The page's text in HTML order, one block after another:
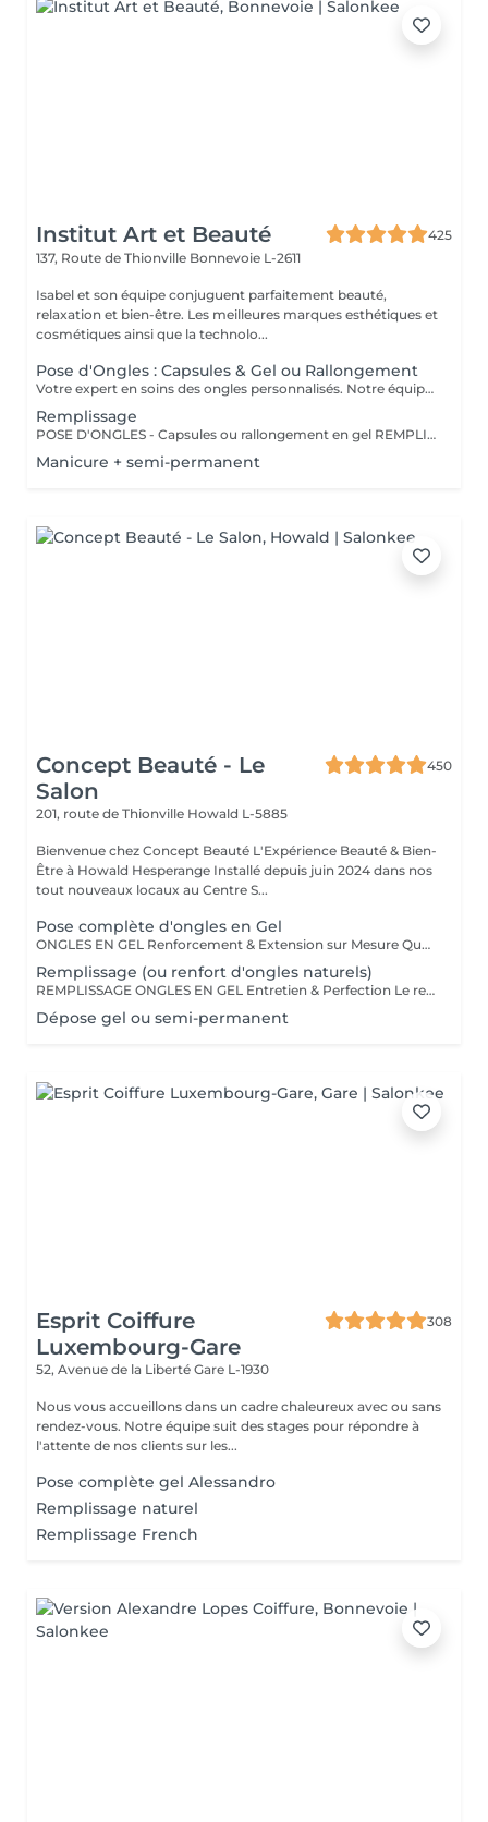
Institut Art et Beauté
425
137, Route de Thionville Bonnevoie L-2611
Isabel et son équipe conjuguent parfaitement beauté,
relaxation et bien-être. Les meilleures marques esthétiques et
cosmétiques ainsi que la technolo...
Pose d'Ongles : Capsules & Gel ou Rallongement
Votre expert en soins des ongles personnalisés. Notre équipe de prothésistes ongulaires diplômées vous offre une gamme complète de services pour des ongles magnifiques et durables. Expertise et Professionnalisme : Prothésistes qualifiées et expérimentées : o Isabel o Francesca o Fatima o Deborah o Patricia o Mirza Des produits de haute qualité, aux couleurs variées pour des résultats éclatants et durables. Garantie de beauté et santé de vos ongles. Services adaptés à vos goûts et votre personnalité Capsules pour allonger rapidement vos ongles. Rallongement en Gel : Pour un résultat naturel et durable. Remplissage toute les 3 a 4 semaines pour comble la repousse et préserve l'intégrité de la pose initiale. Manucure Soins et esthétisme pour des ongles en pleine santé et élégants. Nos Techniques Manucure Combinée : Soins complets et embellissement. Vernis Semi-Permanent : Couleur durable sans pose de gel. Chablon ou Capsules : Pose traditionnelle ou look naturel.
Remplissage
POSE D'ONGLES - Capsules ou rallongement en gel REMPLISSAGE MANUCURE Nos prothésistes ongulaire diplômée vous accueille dans notre espace d'esthétique des soins des ongles personnalisés. Nos maîtrisons des méthodes qui sauront vous permettre de garder de beaux ongles durablement avec le stylise en fonction de vos goûts et de votre personnalité : manucure combinée, pose de vernis semi-permanent, remplissage, pose complète au chablon ou capsules. Nos produits à la pointe des tendances, de haute qualité, des couleurs dotées d'une pigmentation multiples.
Manicure + semi-permanent
Concept Beauté - Le
Salon
450
201, route de Thionville Howald L-5885
Bienvenue chez Concept Beauté L'Expérience Beauté & Bien-
Être à Howald Hesperange Installé depuis juin 2024 dans nos
tout nouveaux locaux au Centre S...
Pose complète d'ongles en Gel
ONGLES EN GEL Renforcement & Extension sur Mesure Que vous souhaitiez allonger, renforcer ou corriger vos ongles, la technique du gel ProNails permet d'obtenir des ongles impeccables, résistants et naturels. Pourquoi choisir les ongles en gel ? Adapté aux ongles fragiles ou cassants Permet d'obtenir une longueur et une forme personnalisées Finition naturelle ou sophistiquée selon vos envies Remplissage conseillé toutes les 3 à 4 semaines Possibilité de French manucure, effet babyboomer ou nail art selon vos envies !
Remplissage (ou renfort d'ongles naturels)
REMPLISSAGE ONGLES EN GEL Entretien & Perfection Le remplissage des ongles en gel est une étape essentielle pour préserver la beauté et la tenue de votre pose. Avec la repousse naturelle de l'ongle, un entretien régulier permet de redonner à vos ongles un aspect parfait, sans avoir à refaire une pose complète. Pourquoi faire un remplissage ? Redonne un aspect uniforme et impeccable Préserve la solidité et la durabilité de votre pose en gel Évite les décollements et renforce la structure de l'ongle Possibilité de changer la couleur ou d'ajouter une nouvelle décoration Fréquence conseillée : toutes les 3 à 4 semaines pour un résultat toujours soigné et harmonieux. Profitez-en pour opter pour une nouvelle teinte, un effet babyboomer ou un nail art unique !
Dépose gel ou semi-permanent
Esprit Coiffure
Luxembourg-Gare
308
52, Avenue de la Liberté Gare L-1930
Nous vous accueillons dans un cadre chaleureux avec ou sans
rendez-vous. Notre équipe suit des stages pour répondre à
l'attente de nos clients sur les...
Pose complète gel Alessandro
Remplissage naturel
Remplissage French